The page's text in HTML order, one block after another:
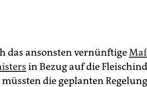
das ansonsten vernünftige
in Bezug auf die
die geplanten